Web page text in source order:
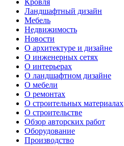
Ландшафтный дизайн
Мебель
Недвижимость
Новости
О архитектуре и дизайне
О инженерных сетях
О интерьерах
О ландшафтном дизайне
О мебели
О ремонтах
О строительных материалах
О строительстве
Обзор авторских работ
Оборудование
Производство